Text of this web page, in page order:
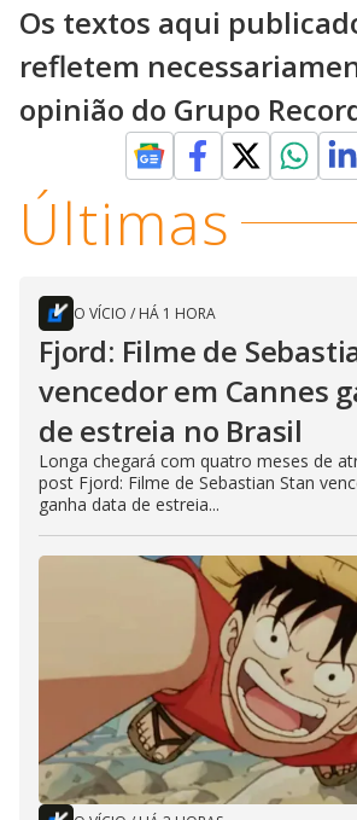
Os textos aqui
refletem
opinião do Grupo
Últimas
O VÍCIO / HÁ 1 HORA
Fjord: Filme de
vencedor em Cannes
de estreia no Brasil
Longa chegará com quatro meses de
post Fjord: Filme de Sebastian Stan
ganha data de estreia...